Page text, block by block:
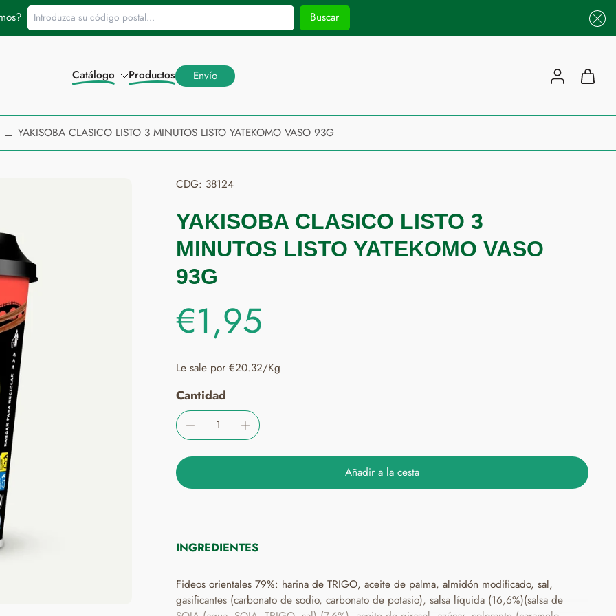
Introduzca su código postal...
Buscar
Catálogo
Productos Envío
YAKISOBA CLASICO LISTO 3 MINUTOS LISTO YATEKOMO VASO 93G
CDG: 38124
YAKISOBA CLASICO LISTO 3
MINUTOS LISTO YATEKOMO VASO
93G
€1,95
Le sale por €20.32/Kg
Cantidad
Añadir a la cesta
INGREDIENTES
Fideos orientales 79%: harina de TRIGO, aceite de palma, almidón modificado, sal,
gasificantes (carbonato de sodio, carbonato de potasio), salsa líquida (16,6%)(salsa de